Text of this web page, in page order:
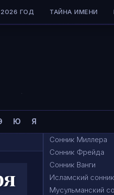
ГОД ТАЙНА ИМЕНИ
Ю Я
Сонник Миллера
Сонник Фрейда
Сонник Ванги
Исламский сонник
Мусульманский